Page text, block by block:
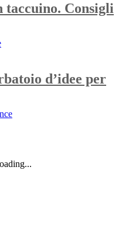
taccuino. Consigli
d’idee per